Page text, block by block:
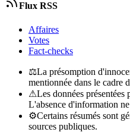
Flux RSS
Affaires
Votes
Fact-checks
⚖La présomption
mentionnée dans le cadre
⚠Les données présentées
L'absence d'information
⚙Certains résumés sont
sources publiques.